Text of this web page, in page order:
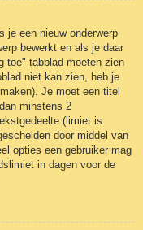
je een nieuw onderwerp
bewerkt en als je daar
toe" tabblad moeten zien
niet kan zien, heb je
Je moet een titel
minstens 2
(limiet is
door middel van
opties een gebruiker mag
in dagen voor de